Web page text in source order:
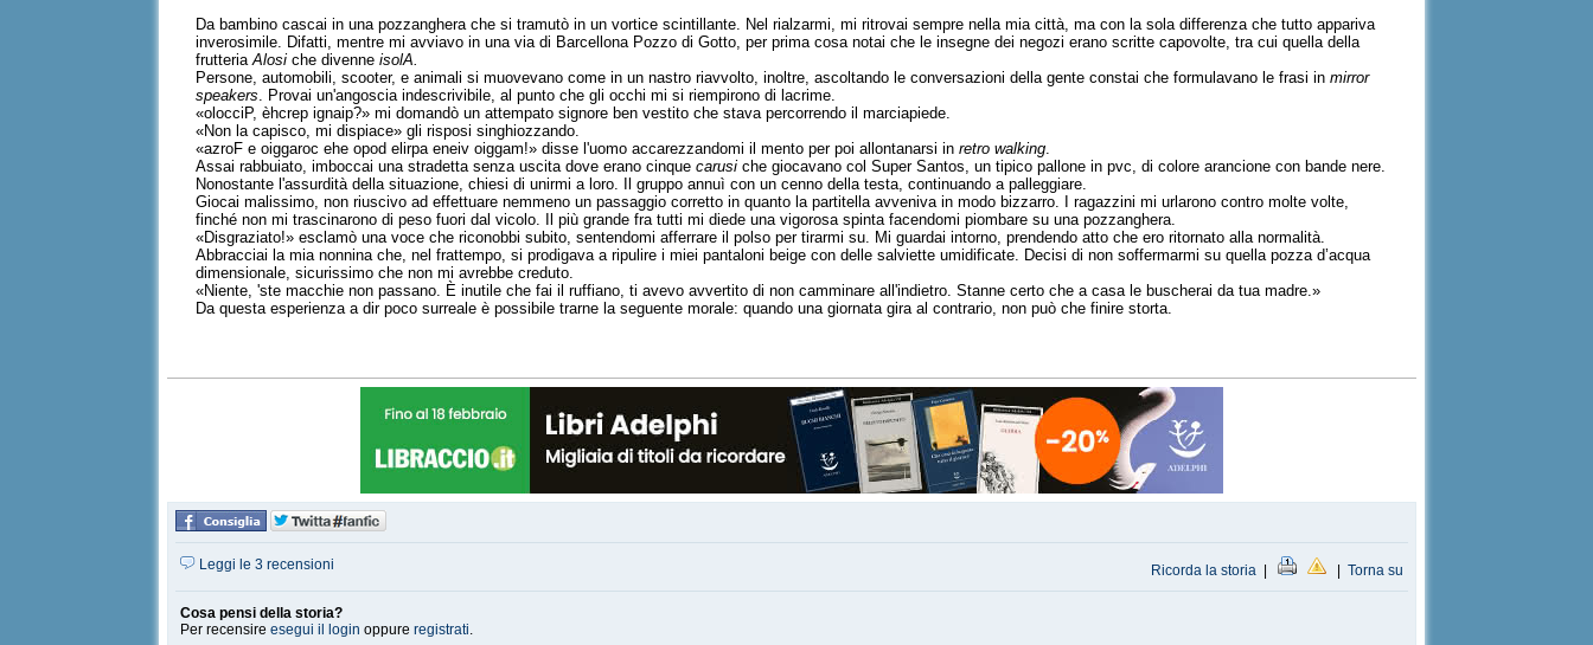
Da bambino cascai in una pozzanghera che si tramutò in un vortice scintillante. Nel rialzarmi, mi ritrovai sempre nella mia città, ma con la sola differenza che tutto appariva
inverosimile. Difatti, mentre mi avviavo in una via di Barcellona Pozzo di Gotto, per prima cosa notai che le insegne dei negozi erano scritte capovolte, tra cui quella della
frutteriaAlosi che divenneisolA.
Persone, automobili, scooter, e animali si muovevano come in un nastro riavvolto, inoltre, ascoltando le conversazioni della gente constai che formulavano le frasi inmirror
speakers. Provai un'angoscia indescrivibile, al punto che gli occhi mi si riempirono di lacrime.
«olocciP, èhcrep ignaip?» mi domandò un attempato signore ben vestito che stava percorrendo il marciapiede.
«Non la capisco, mi dispiace» gli risposi singhiozzando.
«azroF e oiggaroc ehe opod elirpa eneiv oiggam!» disse l'uomo accarezzandomi il mento per poi allontanarsi inretro walking.
Assai rabbuiato, imboccai una stradetta senza uscita dove erano cinquecarusi che giocavano col Super Santos, un tipico pallone in pvc, di colore arancione con bande nere.
Nonostante l'assurdità della situazione, chiesi di unirmi a loro. Il gruppo annuì con un cenno della testa, continuando a palleggiare.
Giocai malissimo, non riuscivo ad effettuare nemmeno un passaggio corretto in quanto la partitella avveniva in modo bizzarro. I ragazzini mi urlarono contro molte volte,
finché non mi trascinarono di peso fuori dal vicolo. Il più grande fra tutti mi diede una vigorosa spinta facendomi piombare su una pozzanghera.
«Disgraziato!» esclamò una voce che riconobbi subito, sentendomi afferrare il polso per tirarmi su. Mi guardai intorno, prendendo atto che ero ritornato alla normalità.
Abbracciai la mia nonnina che, nel frattempo, si prodigava a ripulire i miei pantaloni beige con delle salviette umidificate. Decisi di non soffermarmi su quella pozza d’acqua
dimensionale, sicurissimo che non mi avrebbe creduto.
«Niente, 'ste macchie non passano. È inutile che fai il ruffiano, ti avevo avvertito di non camminare all'indietro. Stanne certo che a casa le buscherai da tua madre.»
Da questa esperienza a dir poco surreale è possibile trarne la seguente morale: quando una giornata gira al contrario, non può che finire storta.
Leggi le 3 recensioni Ricorda la storia | |Torna su
Cosa pensi della storia?
Per recensireesegui il login oppureregistrati.